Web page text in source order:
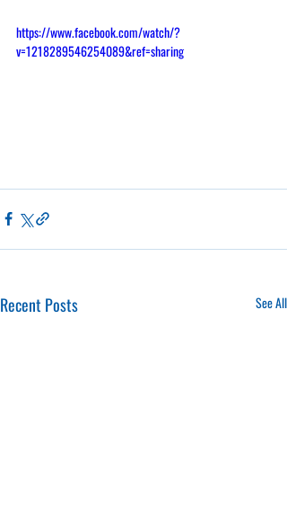
https://www.facebook.com/watch/?
v=1218289546254089&ref=sharing
Recent Posts See All